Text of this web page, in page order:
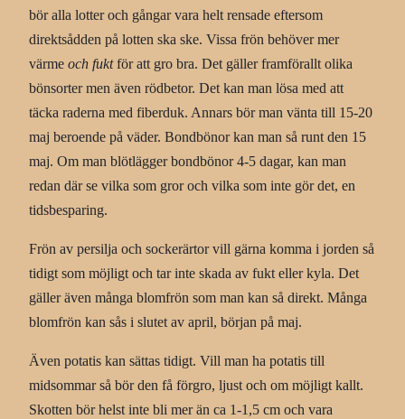
bör alla lotter och gångar vara helt rensade eftersom
direktsådden på lotten ska ske. Vissa frön behöver mer
värme och fuktför att gro bra. Det gäller framförallt olika
bönsorter men även rödbetor. Det kan man lösa med att
täcka raderna med fiberduk. Annars bör man vänta till 15-20
maj beroende på väder. Bondbönor kan man så runt den 15
maj. Om man blötlägger bondbönor 4-5 dagar, kan man
redan där se vilka som gror och vilka som inte gör det, en
tidsbesparing.
Frön av persilja och sockerärtor vill gärna komma i jorden så
tidigt som möjligt och tar inte skada av fukt eller kyla. Det
gäller även många blomfrön som man kan så direkt. Många
blomfrön kan sås i slutet av april, början på maj.
Även potatis kan sättas tidigt. Vill man ha potatis till
midsommar så bör den få förgro, ljust och om möjligt kallt.
Skotten bör helst inte bli mer än ca 1-1,5 cm och vara